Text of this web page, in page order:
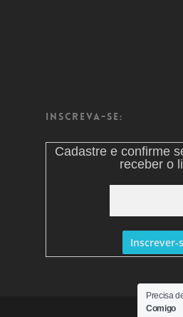
Inscreva-se:
Cadastre e confirme
receber o
Precisa
Comigo